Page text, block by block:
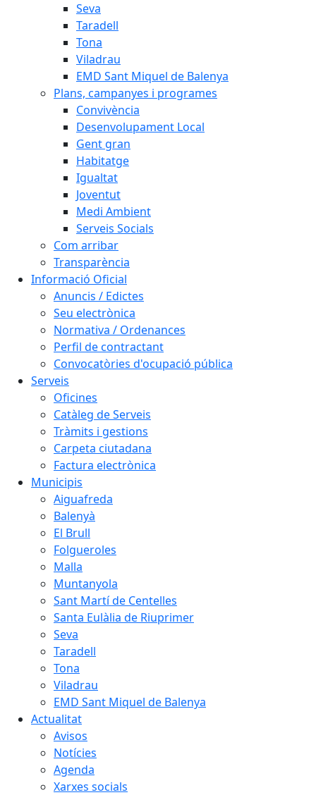
Seva
Taradell
Tona
Viladrau
EMD Sant Miquel de Balenya
Plans, campanyes i programes
Convivència
Desenvolupament Local
Gent gran
Habitatge
Igualtat
Joventut
Medi Ambient
Serveis Socials
Com arribar
Transparència
Informació Oficial
Anuncis / Edictes
Seu electrònica
Normativa / Ordenances
Perfil de contractant
Convocatòries d'ocupació pública
Serveis
Oficines
Catàleg de Serveis
Tràmits i gestions
Carpeta ciutadana
Factura electrònica
Municipis
Aiguafreda
Balenyà
El Brull
Folgueroles
Malla
Muntanyola
Sant Martí de Centelles
Santa Eulàlia de Riuprimer
Seva
Taradell
Tona
Viladrau
EMD Sant Miquel de Balenya
Actualitat
Avisos
Notícies
Agenda
Xarxes socials